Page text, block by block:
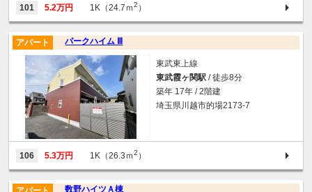
101 5.2万円 1K（24.7ｍ2 ）
パークハイム Ⅲ
アパート
東武東上線
東武霞ヶ関駅 / 徒歩8分
築年 17年 / 2階建
埼玉県川越市的場2173-7
106 5.3万円 1K（26.3ｍ2 ）
数野ハイツＡ棟